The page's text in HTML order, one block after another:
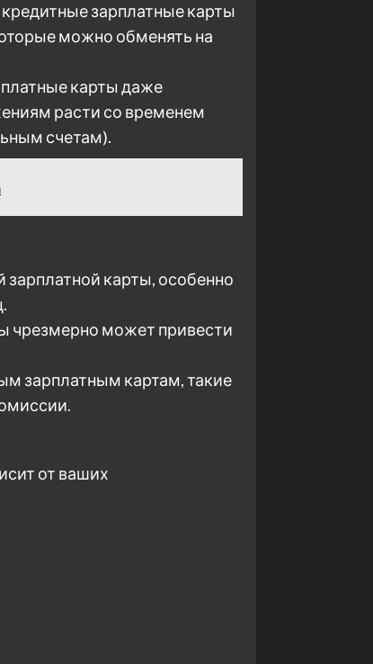
зарплатные карты
можно обменять на
карты даже
расти со временем
счетам).
карты, особенно
чрезмерно может привести
зарплатным картам, такие
от ваших